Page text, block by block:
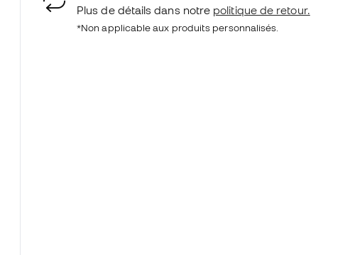
Plus de détails dans notre politique de retour.
*Non applicable aux produits personnalisés.